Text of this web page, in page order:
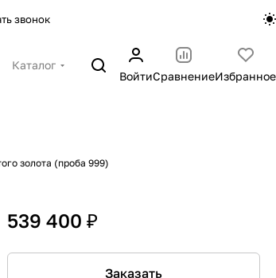
звонок
Каталог
ВойтиСравнениеИзбранное
золота (проба 999)
539 400 ₽
Заказать